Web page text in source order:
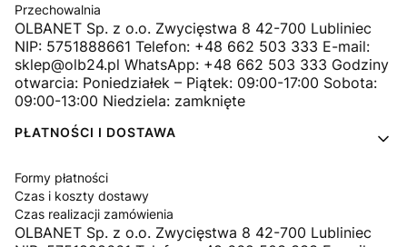
Przechowalnia
OLBANET Sp. z o.o. Zwycięstwa 8 42-700 Lubliniec
NIP: 5751888661 Telefon: +48 662 503 333 E-mail:
sklep@olb24.pl WhatsApp: +48 662 503 333 Godziny
otwarcia: Poniedziałek – Piątek: 09:00-17:00 Sobota:
09:00-13:00 Niedziela: zamknięte
PŁATNOŚCI I DOSTAWA
Formy płatności
Czas i koszty dostawy
Czas realizacji zamówienia
OLBANET Sp. z o.o. Zwycięstwa 8 42-700 Lubliniec